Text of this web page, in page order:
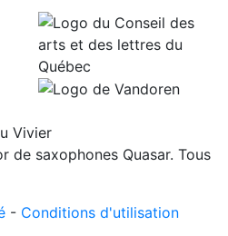
saxophones Quasar. Tous
- Conditions d'utilisation